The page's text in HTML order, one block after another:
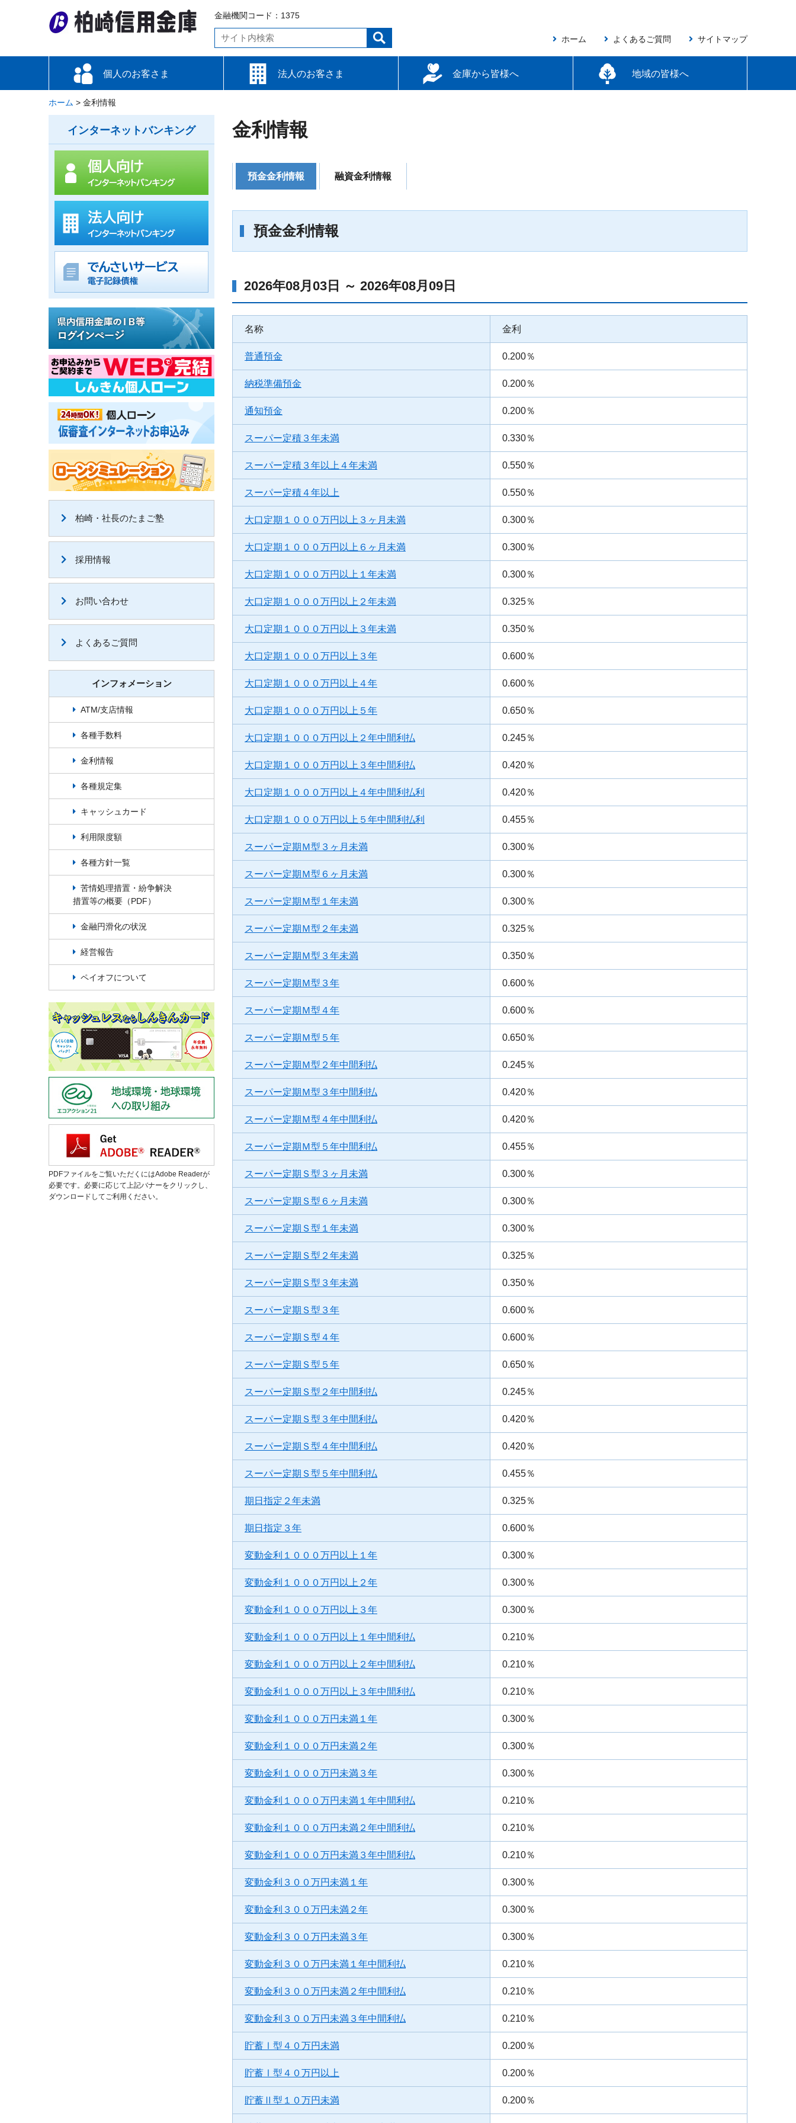
金融機関コード：1375
ホーム よくあるご質問 サイトマップ
個人のお客さま
お金をためる・増やす
お金を借りる
備える
便利な使い方
各種手数料
金利情報
法人のお客さま 金庫から皆様へ 地域の皆様へ
ホーム > 金利情報
金利情報
預金金利情報 融資金利情報
預金金利情報
2026年08月03日 ～ 2026年08月09日
名称 金利
普通預金 0.200％
納税準備預金 0.200％
通知預金 0.200％
スーパー定積３年未満 0.330％
スーパー定積３年以上４年未満 0.550％
スーパー定積４年以上 0.550％
大口定期１０００万円以上３ヶ月未満 0.300％
大口定期１０００万円以上６ヶ月未満 0.300％
大口定期１０００万円以上１年未満 0.300％
大口定期１０００万円以上２年未満 0.325％
大口定期１０００万円以上３年未満 0.350％
大口定期１０００万円以上３年 0.600％
大口定期１０００万円以上４年 0.600％
大口定期１０００万円以上５年 0.650％
大口定期１０００万円以上２年中間利払 0.245％
大口定期１０００万円以上３年中間利払 0.420％
大口定期１０００万円以上４年中間利払利 0.420％
大口定期１０００万円以上５年中間利払利 0.455％
スーパー定期Ｍ型３ヶ月未満 0.300％
スーパー定期Ｍ型６ヶ月未満 0.300％
スーパー定期Ｍ型１年未満 0.300％
スーパー定期Ｍ型２年未満 0.325％
スーパー定期Ｍ型３年未満 0.350％
スーパー定期Ｍ型３年 0.600％
スーパー定期Ｍ型４年 0.600％
スーパー定期Ｍ型５年 0.650％
スーパー定期Ｍ型２年中間利払 0.245％
スーパー定期Ｍ型３年中間利払 0.420％
スーパー定期Ｍ型４年中間利払 0.420％
スーパー定期Ｍ型５年中間利払 0.455％
スーパー定期Ｓ型３ヶ月未満 0.300％
スーパー定期Ｓ型６ヶ月未満 0.300％
スーパー定期Ｓ型１年未満 0.300％
スーパー定期Ｓ型２年未満 0.325％
スーパー定期Ｓ型３年未満 0.350％
スーパー定期Ｓ型３年 0.600％
スーパー定期Ｓ型４年 0.600％
スーパー定期Ｓ型５年 0.650％
スーパー定期Ｓ型２年中間利払 0.245％
スーパー定期Ｓ型３年中間利払 0.420％
スーパー定期Ｓ型４年中間利払 0.420％
スーパー定期Ｓ型５年中間利払 0.455％
期日指定２年未満 0.325％
期日指定３年 0.600％
変動金利１０００万円以上１年 0.300％
変動金利１０００万円以上２年 0.300％
変動金利１０００万円以上３年 0.300％
変動金利１０００万円以上１年中間利払 0.210％
変動金利１０００万円以上２年中間利払 0.210％
変動金利１０００万円以上３年中間利払 0.210％
変動金利１０００万円未満１年 0.300％
変動金利１０００万円未満２年 0.300％
変動金利１０００万円未満３年 0.300％
変動金利１０００万円未満１年中間利払 0.210％
変動金利１０００万円未満２年中間利払 0.210％
変動金利１０００万円未満３年中間利払 0.210％
変動金利３００万円未満１年 0.300％
変動金利３００万円未満２年 0.300％
変動金利３００万円未満３年 0.300％
変動金利３００万円未満１年中間利払 0.210％
変動金利３００万円未満２年中間利払 0.210％
変動金利３００万円未満３年中間利払 0.210％
貯蓄Ⅰ型４０万円未満 0.200％
貯蓄Ⅰ型４０万円以上 0.200％
貯蓄Ⅱ型１０万円未満 0.200％
インターネットバンキング
柏崎・社長のたまご塾
採用情報
お問い合わせ
よくあるご質問
インフォメーション
ATM/支店情報
各種手数料
金利情報
各種規定集
キャッシュカード
利用限度額
各種方針一覧
苦情処理措置・紛争解決
措置等の概要（PDF）
金融円滑化の状況
経営報告
ペイオフについて
PDFファイルをご覧いただくにはAdobe Readerが
必要です。必要に応じて上記バナーをクリックし、
ダウンロードしてご利用ください。